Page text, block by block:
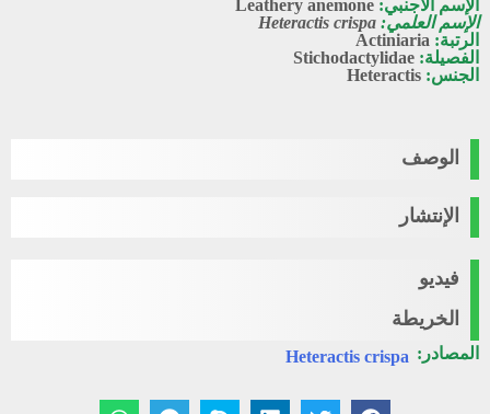
الإسم الاجنبي: Leathery anemone
الإسم العلمي: Heteractis crispa
الرتبة: Actiniaria
الفصيلة: Stichodactylidae
الجنس: Heteractis
الوصف
الإنتشار
فيديو
الخريطة
المصادر: Heteractis crispa